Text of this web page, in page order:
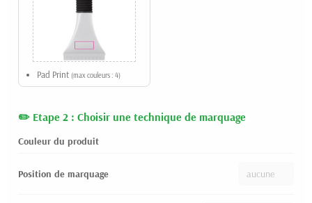
Pad Print (max couleurs : 4)
Etape 2 : Choisir une technique de marquage
Couleur du produit
Position de marquage